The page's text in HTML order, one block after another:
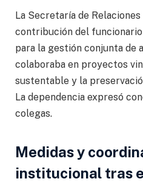
La Secretaría de
contribución del
para la gestión conjunta de
colaboraba en proyectos
sustentable y la
La dependencia expresó
colegas.
Medidas y
institucional tras